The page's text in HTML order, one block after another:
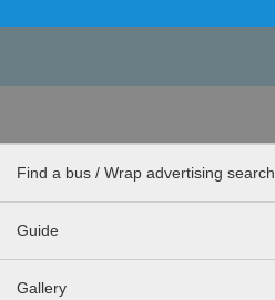
Find a bus / Wrap advertising search
Guide
Gallery